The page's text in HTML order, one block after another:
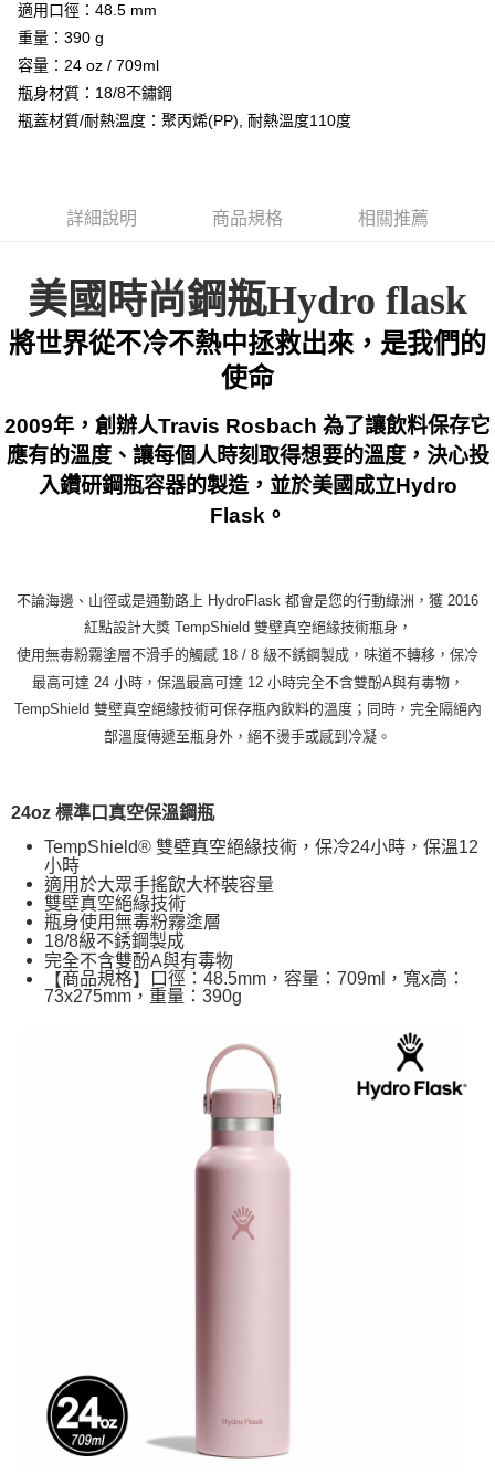
１．簡單：不需註冊會員、不需綁卡、不需儲值。
２．便利：只要手機號碼，簡訊認證，即可結帳。
３．安心：先確認商品／服務後，再付款。
【「AFTEE先享後付」結帳流程】
１．於結帳方式選擇「AFTEE先享後付」後，將跳轉至「AFTEE先享後付」
※ 請注意：結帳手續完成當下不需立刻繳費，但若您需要取消訂單，請聯絡
※ 交易是否成功請以「AFTEE先享後付 」之結帳頁面顯示為準，若有關於
是否繳費成功／繳費後需取消欲退款等相關疑問，請聯繫「AFTEE先享後付
客戶支援中心」https://netprotections.freshdesk.com/support/home
【注意事項】
１．透過由恩沛科技股份有限公司提供之「AFTEE先享後付」服務完成之交
易，需依本服務之必要範圍內提供個人資料，並將交易相關給付款項請求債
權轉讓予恩沛科技股份有限公司。
２．關於個人資料處理事宜，請瀏覽以下網址：
https://aftee.tw/terms/#terms3
３．未成年的使用者請事先徵得法定代理人或監護人之同意方可使用
「AFTEE先享後付」，若未經同意申辦者引起之損失，本公司不負相關責
５．嚴禁一人註冊多個帳號或使用他人資訊註冊。若發現惡意使用之情形，
恩沛科技股份有限公司將有權停止該用戶之使用額度並採取法律行動。
運送方式
全家取貨付款
每筆NT$60，滿NT$599(含以上)免運費
付款後全家取貨
付款後萊爾富取貨
每筆NT$60，滿NT$799(含以上)免運費
7-11取貨付款
每筆NT$60，滿NT$799(含以上)免運費
付款後7-11取貨
每筆NT$60，滿NT$799(含以上)免運費
宅配
每筆NT$70，滿NT$799(含以上)免運費
適用口徑：48.5 mm
重量：390 g
容量：24 oz / 709ml
瓶身材質：18/8不鏽鋼
瓶蓋材質/耐熱溫度：聚丙烯(PP), 耐熱溫度110度
詳細說明 商品規格 相關推薦
美國時尚鋼瓶Hydro flask
將世界從不冷不熱中拯救出來，是我們的
使命
2009年，創辦人Travis Rosbach 為了讓飲料保存它
應有的溫度、讓每個人時刻取得想要的溫度，決心投
入鑽研鋼瓶容器的製造，並於美國成立Hydro
Flask。
不論海邊、山徑或是通勤路上 HydroFlask 都會是您的行動綠洲，獲 2016
紅點設計大獎 TempShield 雙壁真空絕緣技術瓶身，
使用無毒粉霧塗層不滑手的觸感 18 / 8 級不銹鋼製成，味道不轉移，保冷
最高可達 24 小時，保溫最高可達 12 小時完全不含雙酚A與有毒物，
TempShield 雙壁真空絕緣技術可保存瓶內飲料的溫度；同時，完全隔絕內
部溫度傳遞至瓶身外，絕不燙手或感到冷凝。
24oz 標準口真空保溫鋼瓶
TempShield® 雙壁真空絕緣技術，保冷24小時，保溫12
小時
適用於大眾手搖飲大杯裝容量
雙壁真空絕緣技術
瓶身使用無毒粉霧塗層
18/8級不銹鋼製成
完全不含雙酚A與有毒物
【商品規格】
口徑：48.5mm，容量：709ml，寬x高：
73x275mm，重量：390g